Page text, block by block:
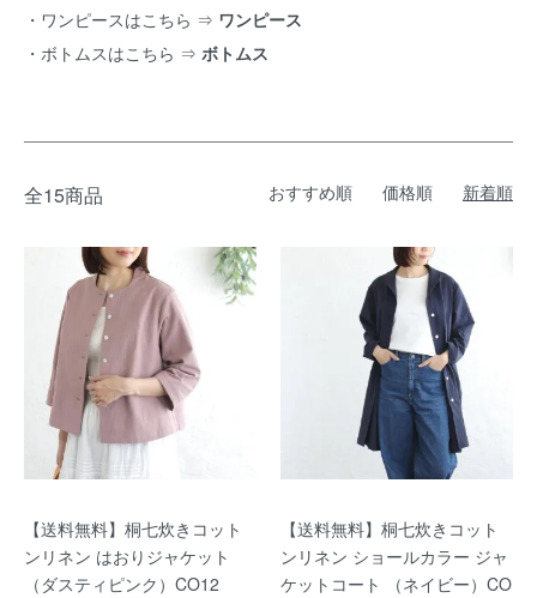
・ワンピースはこちら ⇒ ワンピース
・ボトムスはこちら ⇒ ボトムス
全15商品 おすすめ順 価格順 新着順
【送料無料】桐七炊きコット
ンリネン はおりジャケット
（ダスティピンク）CO12
【送料無料】桐七炊きコット
ンリネン ショールカラー ジャ
ケットコート （ネイビー）CO